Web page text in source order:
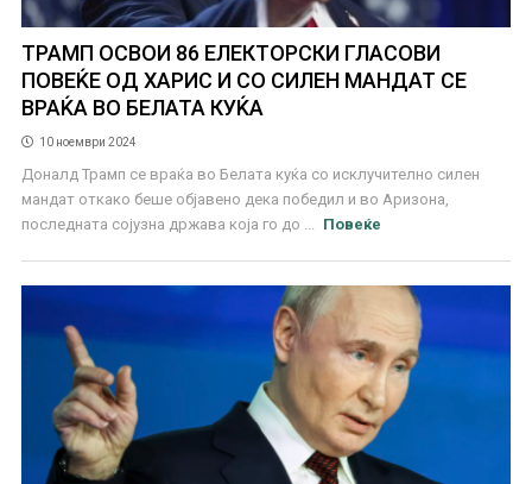
ТРАМП ОСВОИ 86 ЕЛЕКТОРСКИ ГЛАСОВИ
ПОВЕЌЕ ОД ХАРИС И СО СИЛЕН МАНДАТ СЕ
ВРАЌА ВО БЕЛАТА КУЌА
10 ноември 2024
Доналд Трамп се враќа во Белата куќа со исклучително силен
мандат откако беше објавено дека победил и во Аризона,
последната сојузна држава која го до ...
Повеќе